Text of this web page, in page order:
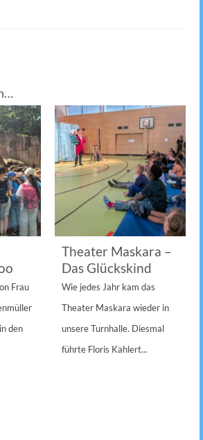
Frau
den
Theater Maskara –
Das Glückskind
Wie jedes Jahr kam das
Theater Maskara wieder in
unsere Turnhalle. Diesmal
führte Floris Kahlert...